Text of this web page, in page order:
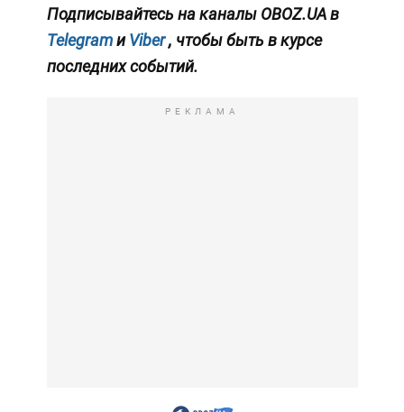
Подписывайтесь на каналы OBOZ.UA в
Telegram и Viber , чтобы быть в курсе
последних событий.
РЕКЛАМА